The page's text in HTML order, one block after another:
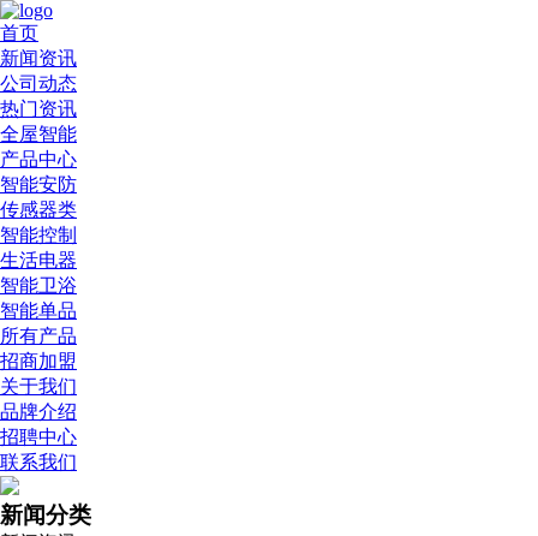
首页
新闻资讯
公司动态
热门资讯
全屋智能
产品中心
智能安防
传感器类
智能控制
生活电器
智能卫浴
智能单品
所有产品
招商加盟
关于我们
品牌介绍
招聘中心
联系我们
新闻分类